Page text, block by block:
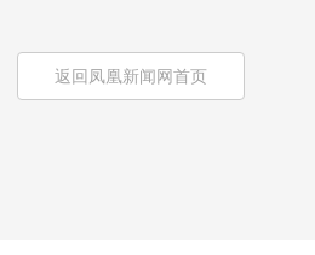
返回凤凰新闻网首页